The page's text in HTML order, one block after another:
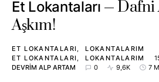
Et Lokantaları
Dafni
Aşkım!
ET LOKANTALARI
LOKANTALARIM
ET LOKANTALARI
LOKANTALARIM
DEVRIM ALP ARTAM
0 9,6K 7